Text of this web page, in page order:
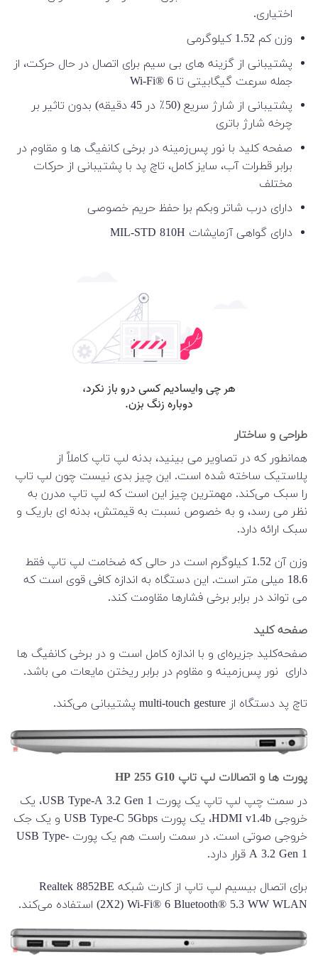
اختیاری.
وزن کم 1.52 کیلوگرمی
پشتیبانی از گزینه های بی سیم برای اتصال در حال حرکت، از
جمله سرعت گیگابیتی تا Wi-Fi® 6
پشتیبانی از شارژ سریع (50٪ در 45 دقیقه) بدون تاثیر بر
چرخه شارژ باتری
صفحه کلید با نور پس‌زمینه در برخی کانفیگ ها و مقاوم در
برابر قطرات آب، سایز کامل، تاچ پد با پشتیبانی از حرکات
مختلف
دارای درب شاتر وبکم برا حفظ حریم خصوصی
دارای گواهی آزمایشات MIL-STD 810H
طراحی و ساختار
همانطور که در تصاویر می بینید، بدنه لپ تاپ کاملاً از
پلاستیک ساخته شده است. این چیز بدی نیست چون لپ تاپ
را سبک می‌کند. مهمترین چیز این است که لپ تاپ مدرن به
نظر می رسد، و به خصوص نسبت به قیمتش، بدنه ای باریک و
سبک ارائه دارد.
وزن آن 1.52 کیلوگرم است در حالی که ضخامت لپ تاپ فقط
18.6 میلی متر است. این دستگاه به اندازه کافی قوی است که
می تواند در برابر برخی فشارها مقاومت کند.
صفحه کلید
صفحه‌کلید جزیره‌ای و با اندازه کامل است و در برخی کانفیگ ها
دارای نور پس‌زمینه و مقاوم در برابر ریختن مایعات می باشد.
تاچ پد دستگاه از multi-touch gesture پشتیبانی می‌کند.
پورت ها و اتصالات لپ تاپ HP 255 G10
در سمت چپ لپ تاپ یک پورت USB Type-A 3.2 Gen 1، یک
خروجی HDMI v1.4b، یک پورت USB Type-C 5Gbps و یک جک
خروجی صوتی است. در سمت راست هم یک پورت USB Type-
A 3.2 Gen 1 قرار دارد.
برای اتصال بیسیم لپ تاپ از کارت شبکه Realtek 8852BE
(2X2) Wi-Fi® 6 Bluetooth® 5.3 WW WLAN استفاده می‌کند.